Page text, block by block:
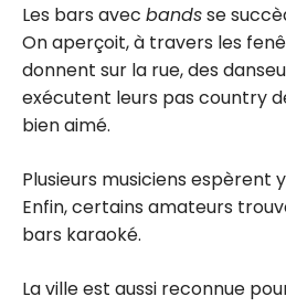
Les bars avec bandsse
On aperçoit, à travers les
donnent sur la rue, des
exécutent leurs pas country
bien aimé.
Plusieurs musiciens espèrent
Enfin, certains amateurs
bars karaoké.
La ville est aussi reconnue